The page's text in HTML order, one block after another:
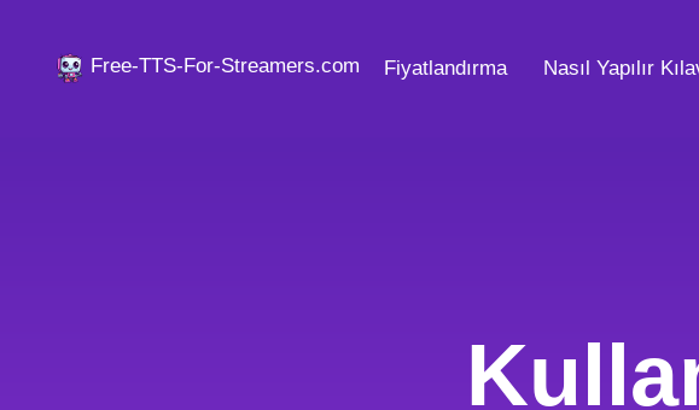
Free-TTS-For-Streamers.com Fiyatlandırma Nasıl Yapılır